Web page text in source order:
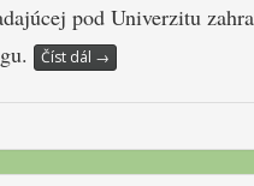
pod Univerzitu
Číst dál →